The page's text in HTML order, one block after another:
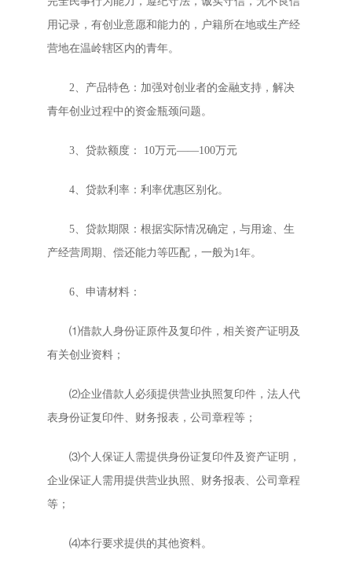
用记录，有创业意愿和能力的，户籍所在地或生产经
营地在温岭辖区内的青年。
2、产品特色：加强对创业者的金融支持，解决
青年创业过程中的资金瓶颈问题。
3、贷款额度： 10万元――100万元
4、贷款利率：利率优惠区别化。
5、贷款期限：根据实际情况确定，与用途、生
产经营周期、偿还能力等匹配，一般为1年。
6、申请材料：
⑴借款人身份证原件及复印件，相关资产证明及
有关创业资料；
⑵企业借款人必须提供营业执照复印件，法人代
表身份证复印件、财务报表，公司章程等；
⑶个人保证人需提供身份证复印件及资产证明，
企业保证人需用提供营业执照、财务报表、公司章程
等；
⑷本行要求提供的其他资料。